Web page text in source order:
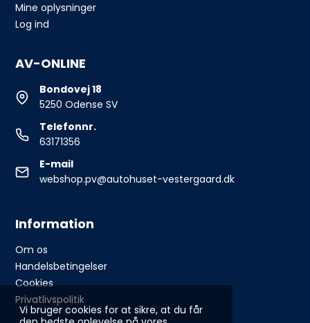
Vi bruger cookies for at sikre, at du får
Mine oplysninger
Log ind
AV-ONLINE
Bondovej 18
5250 Odense SV
Telefonnr.
63171356
E-mail
webshop.pv@autohuset-vestergaard.dk
Information
Om os
Handelsbetingelser
Cookies
Privatlivspolitik